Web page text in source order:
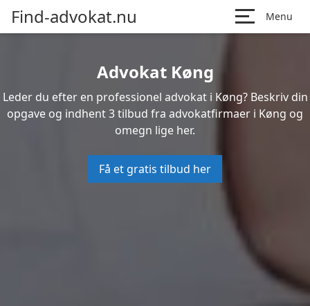
Find-advokat.nu Menu
Advokat Køng
Leder du efter en professionel advokat i Køng? Beskriv din
opgave og indhent 3 tilbud fra advokatfirmaer i Køng og
omegn lige her.
Få et gratis tilbud her